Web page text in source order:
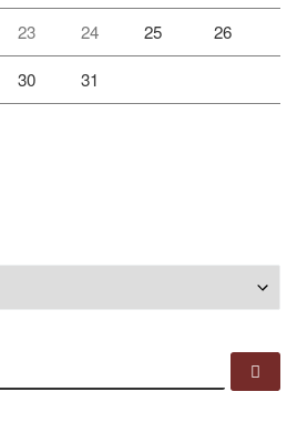
23 24 25 26
30
31